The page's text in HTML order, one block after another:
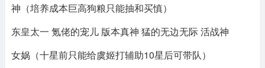
神（培养成本巨高狗粮只能抽和买慎）
东皇太一 氪佬的宠儿 版本真神 猛的无边无际 活战神
女娲（十星前只能给虞姬打辅助10星后可带队）